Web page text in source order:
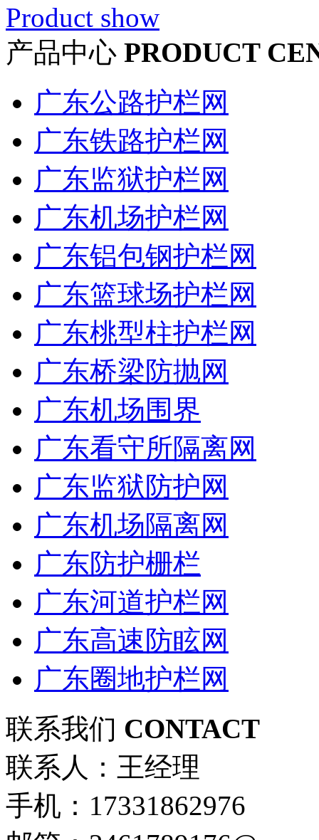
Product show
产品中心 PRODUCT
广东公路护栏网
广东铁路护栏网
广东监狱护栏网
广东机场护栏网
广东铝包钢护栏网
广东篮球场护栏网
广东桃型柱护栏网
广东桥梁防抛网
广东机场围界
广东看守所隔离网
广东监狱防护网
广东机场隔离网
广东防护栅栏
广东河道护栏网
广东高速防眩网
广东圈地护栏网
联系我们 CONTACT
联系人：王经理
手机：17331862976